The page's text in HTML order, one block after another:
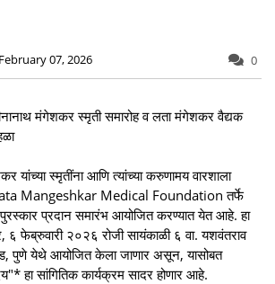
February 07, 2026 0
मंगेशकर स्मृती समारोह व लता मंगेशकर वैद्यक
यांच्या स्मृतींना आणि त्यांच्या करुणामय वारशाला
Lata Mangeshkar Medical Foundation तर्फे
प्रदान समारंभ आयोजित करण्यात येत आहे. हा
६ फेब्रुवारी २०२६ रोजी सायंकाळी ६ वा. यशवंतराव
पुणे येथे आयोजित केला जाणार असून, यासोबत
हा सांगितिक कार्यक्रम सादर होणार आहे.